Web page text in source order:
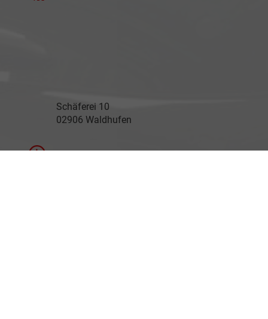
Schäferei 10
02906 Waldhufen